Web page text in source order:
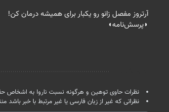
آرتروز مفصل زانو رو یکبار برای همیشه درمان کن!
◗پرسش‌نامه◖
نظرات حاوی توهین و هرگونه نسبت ناروا به اشخاص
نظراتی که غیر از زبان فارسی یا غیر مرتبط با خبر باشد